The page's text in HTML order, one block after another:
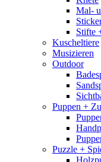
Mal-
Stifte
Kuscheltiere
Musizieren
Outdoor
Puppen +
Puzzle +